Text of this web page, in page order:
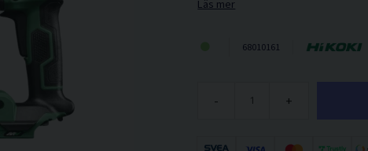
Läs mer
68010161
- +